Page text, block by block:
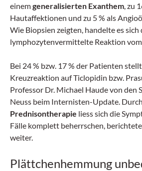
einemgeneralisierten Exanthem , zu
Hautaffektionen und zu 5 % als
Wie Biopsien zeigten, handelte es sich
lymphozytenvermittelte Reaktion vom
Bei 24 % bzw. 17 % der Patienten
Kreuzreaktion auf Ticlopidin bzw.
Professor Dr. Michael Haude von den
Neuss beim Internisten-Update.
Prednisontherapie liess sich die
Fälle komplett beherrschen,
weiter.
Plättchenhemmung